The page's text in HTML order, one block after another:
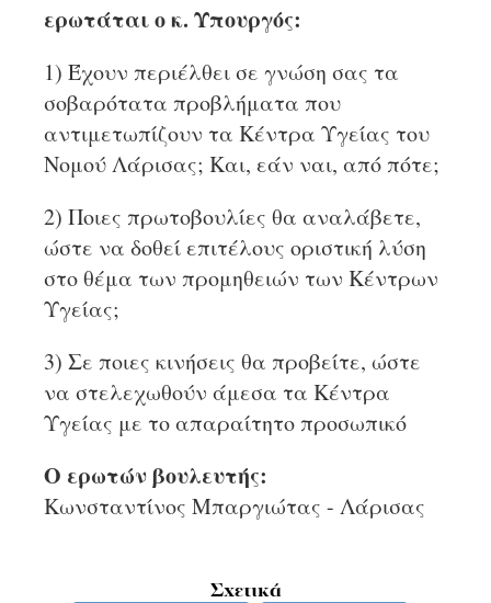
ερωτάται ο κ. Υπουργός:
1) Έχουν περιέλθει σε γνώση σας τα
σοβαρότατα προβλήματα που
αντιμετωπίζουν τα Κέντρα Υγείας του
Νομού Λάρισας; Και, εάν ναι, από πότε;
2) Ποιες πρωτοβουλίες θα αναλάβετε,
ώστε να δοθεί επιτέλους οριστική λύση
στο θέμα των προμηθειών των Κέντρων
Υγείας;
3) Σε ποιες κινήσεις θα προβείτε, ώστε
να στελεχωθούν άμεσα τα Κέντρα
Υγείας με το απαραίτητο προσωπικό
Ο ερωτών βουλευτής:
Κωνσταντίνος Μπαργιώτας - Λάρισας
Σχετικά